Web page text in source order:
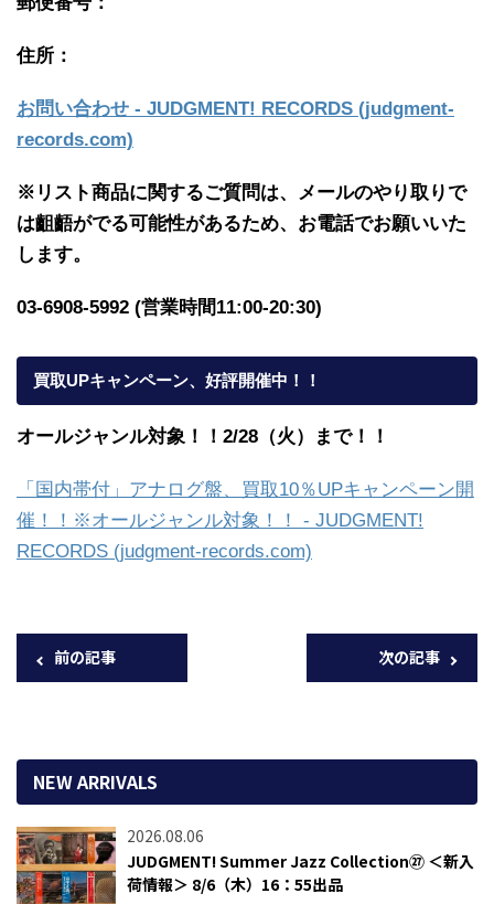
住所：
お問い合わせ - JUDGMENT! RECORDS (judgment-
records.com)
※リスト商品に関するご質問は、メールのやり取りで
は齟齬がでる可能性があるため、お電話でお願いいた
します。
03-6908-5992 (営業時間11:00-20:30)
買取UPキャンペーン、好評開催中！！
オールジャンル対象！！2/28（火）まで！！
「国内帯付」アナログ盤、買取10％UPキャンペーン開
催！！※オールジャンル対象！！ - JUDGMENT!
RECORDS (judgment-records.com)
前の記事 次の記事
NEW ARRIVALS
2026.08.06
JUDGMENT! Summer Jazz Collection㉗ ＜新入
荷情報＞ 8/6（木）16：55出品